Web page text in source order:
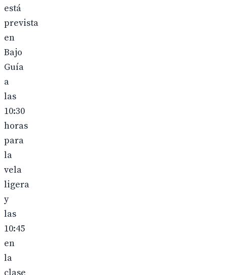
está
prevista
en
Bajo
Guía
a
las
10:30
horas
para
la
vela
ligera
y
las
10:45
en
la